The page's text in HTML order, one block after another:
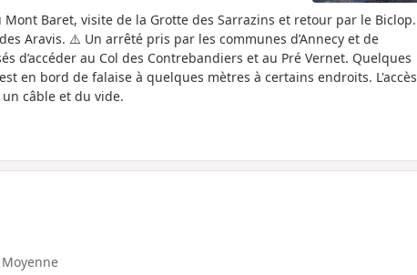
Baret, visite de la Grotte des Sarrazins et retour par le Biclop.
Aravis. ⚠️ Un arrêté pris par les communes d’Annecy et de
d’accéder au Col des Contrebandiers et au Pré Vernet. Quelques
en bord de falaise à quelques mètres à certains endroits. L'accès
câble et du vide.
Moyenne